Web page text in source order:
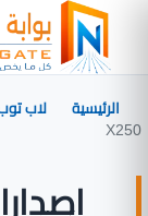
الرئيسية لاب
X250